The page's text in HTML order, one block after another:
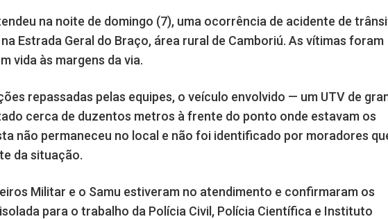
na noite de domingo (7), uma ocorrência de acidente de
Estrada Geral do Braço, área rural de Camboriú. As vítimas foram
vida às margens da via.
repassadas pelas equipes, o veículo envolvido — um UTV de
cerca de duzentos metros à frente do ponto onde estavam os
não permaneceu no local e não foi identificado por moradores
da situação.
Militar e o Samu estiveram no atendimento e confirmaram os
para o trabalho da Polícia Civil, Polícia Científica e Instituto